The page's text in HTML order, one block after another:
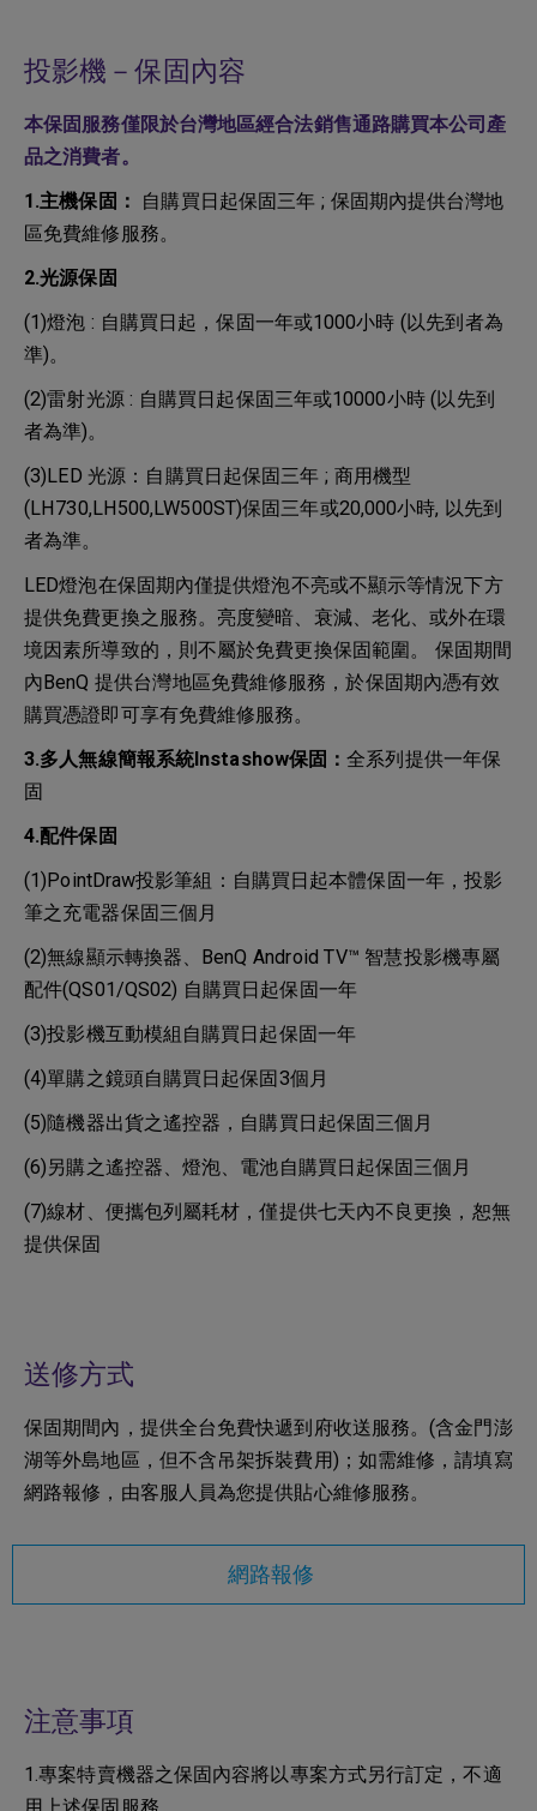
投影機－保固內容
本保固服務僅限於台灣地區經合法銷售通路購買本公司產
品之消費者。
1.主機保固：
自購買日起保固三年 ; 保固期內提供台灣地
區免費維修服務。
2.光源保固
(1)燈泡 : 自購買日起，保固一年或1000小時 (以先到者為
準)。
(2)雷射光源 : 自購買日起保固三年或10000小時 (以先到
者為準)。
(3)LED 光源：自購買日起保固三年 ; 商用機型
(LH730,LH500,LW500ST)保固三年或20,000小時, 以先到
者為準。
LED燈泡在保固期內僅提供燈泡不亮或不顯示等情況下方
提供免費更換之服務。亮度變暗、衰減、老化、或外在環
境因素所導致的，則不屬於免費更換保固範圍。 保固期間
內BenQ 提供台灣地區免費維修服務，於保固期內憑有效
購買憑證即可享有免費維修服務。
3.多人無線簡報系統Instashow保固：全系列提供一年保
固
4.配件保固
(1)PointDraw投影筆組：自購買日起本體保固一年，投影
筆之充電器保固三個月
(2)無線顯示轉換器、BenQ Android TV™ 智慧投影機專屬
配件(QS01/QS02) 自購買日起保固一年
(3)投影機互動模組自購買日起保固一年
(4)單購之鏡頭自購買日起保固3個月
(5)隨機器出貨之遙控器，自購買日起保固三個月
(6)另購之遙控器、燈泡、電池自購買日起保固三個月
(7)線材、便攜包列屬耗材，僅提供七天內不良更換，恕無
提供保固
送修方式
保固期間內，提供全台免費快遞到府收送服務。(含金門澎
湖等外島地區，但不含吊架拆裝費用)；如需維修，請填寫
網路報修，由客服人員為您提供貼心維修服務。
網路報修
注意事項
1.專案特賣機器之保固內容將以專案方式另行訂定，不適